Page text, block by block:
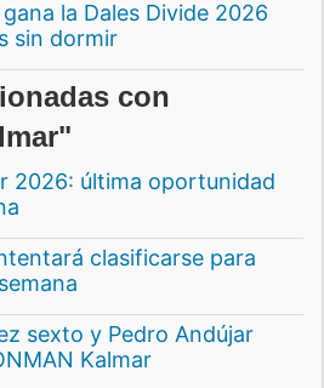
la Dales Divide 2026
sin dormir
con
2026: última oportunidad
clasificarse para
sexto y Pedro Andújar
Kalmar